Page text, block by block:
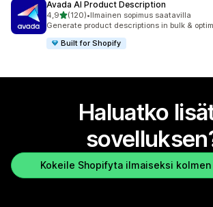
Avada AI Product Description
4,9/ 5 tähteä
(120)
120 arvostelua yhteensä
•Ilmainen sopimus saatavilla
Generate product descriptions in bulk &
Built for Shopify
Haluatko
Kokeile Shopifyta ilmaiseksi kolmen